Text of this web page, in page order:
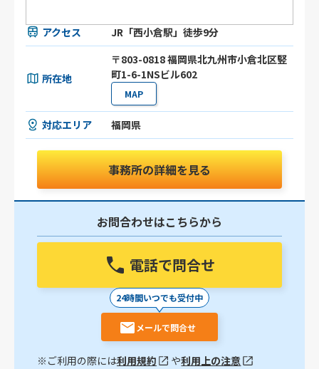
アクセス JR「西小倉駅」徒歩9分
所在地
〒803-0818 福岡県北九州市小倉北区竪
町1-6-1NSビル602
MAP
対応エリア 福岡県
事務所の詳細を見る
お問合わせはこちらから
電話で問合せ
24時間いつでも受付中
メールで問合せ
※ご利用の際には利用規約 や利用上の注意